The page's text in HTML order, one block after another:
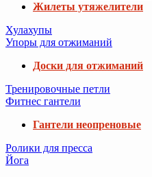
Жилеты утяжелители
Хулахупы
Упоры для отжиманий
Доски для отжиманий
Тренировочные петли
Фитнес гантели
Гантели неопреновые
Ролики для пресса
Йога